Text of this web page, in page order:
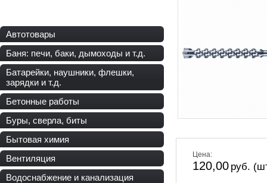
Автотовары
Баня: печи, баки, дымоходы и т.д.
Батарейки, наушники, флешки,
зарядки и т.д.
Бетонные работы
Буры, сверла, биты
Бытовая химия
Вентиляция
Водоснабжение и канализация
Цена:
120,00 руб.